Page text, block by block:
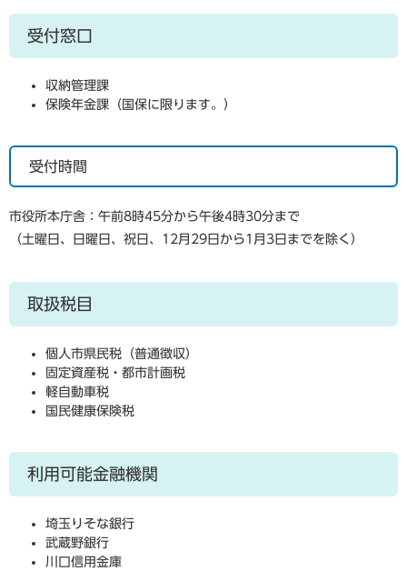
受付窓口
収納管理課
保険年金課（国保に限ります。）
受付時間
市役所本庁舎：午前8時45分から午後4時30分まで
（土曜日、日曜日、祝日、12月29日から1月3日までを除く）​
取扱税目
個人市県民税（普通徴収）
固定資産税・都市計画税
軽自動車税
国民健康保険税
利用可能金融機関
埼玉りそな銀行
武蔵野銀行
川口信用金庫